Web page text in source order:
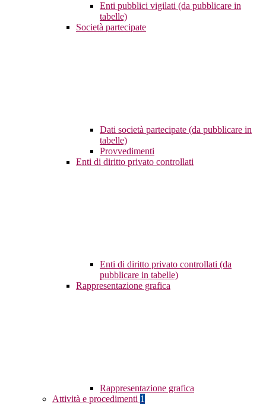
Enti pubblici vigilati (da pubblicare in
tabelle)
Società partecipate
Dati società partecipate (da pubblicare in
tabelle)
Provvedimenti
Enti di diritto privato controllati
Enti di diritto privato controllati (da
pubblicare in tabelle)
Rappresentazione grafica
Rappresentazione grafica
Attività e procedimenti 1